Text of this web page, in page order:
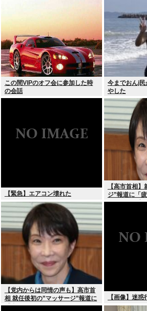
この間VIPのオフ会に参加した時
の会話
今までおんj
やした
【緊急】エアコン壊れた
【高市首相
ジ”報道に「
SNSでは一
【党内からは同情の声も】高市首
相 就任後初の”マッサージ”報道に
「疲れてるアピ？」とSNSでは一
【画像】迷惑